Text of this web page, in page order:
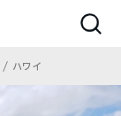
ハワイ